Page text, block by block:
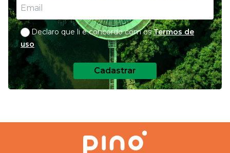
Declaro que li e concordo com os Termos de
uso
Cadastrar